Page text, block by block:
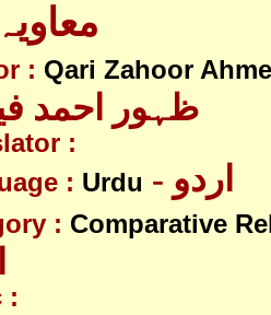
معاویہ 2/1
: Qari Zahoor
ظہور احمد
:
: Urdu - اردو
: Comparative
: